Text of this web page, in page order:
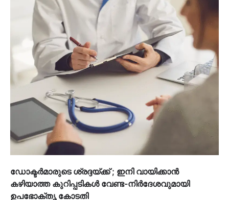
ഡോക്ടര്‍മാരുടെ ശ്രദ്ദയ്ക്ക് ; ഇനി വായിക്കാന്‍
കഴിയാത്ത കുറിപ്പടികള്‍ വേണ്ട-നിര്‍ദേശവുമായി
ഉപഭോക്തൃ കോടതി